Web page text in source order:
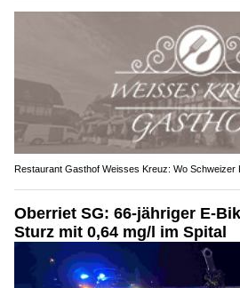
Restaurant Gasthof Weisses Kreuz: Wo Schweizer
Oberriet SG: 66-jähriger E-
Sturz mit 0,64 mg/l im Spital